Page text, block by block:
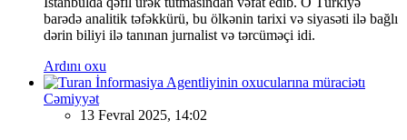
barədə analitik təfəkkürü, bu ölkənin tarixi və siyasəti ilə bağlı
dərin biliyi ilə tanınan jurnalist və tərcüməçi idi.
Ardını oxu
Cəmiyyət
13 Fevral 2025, 14:02